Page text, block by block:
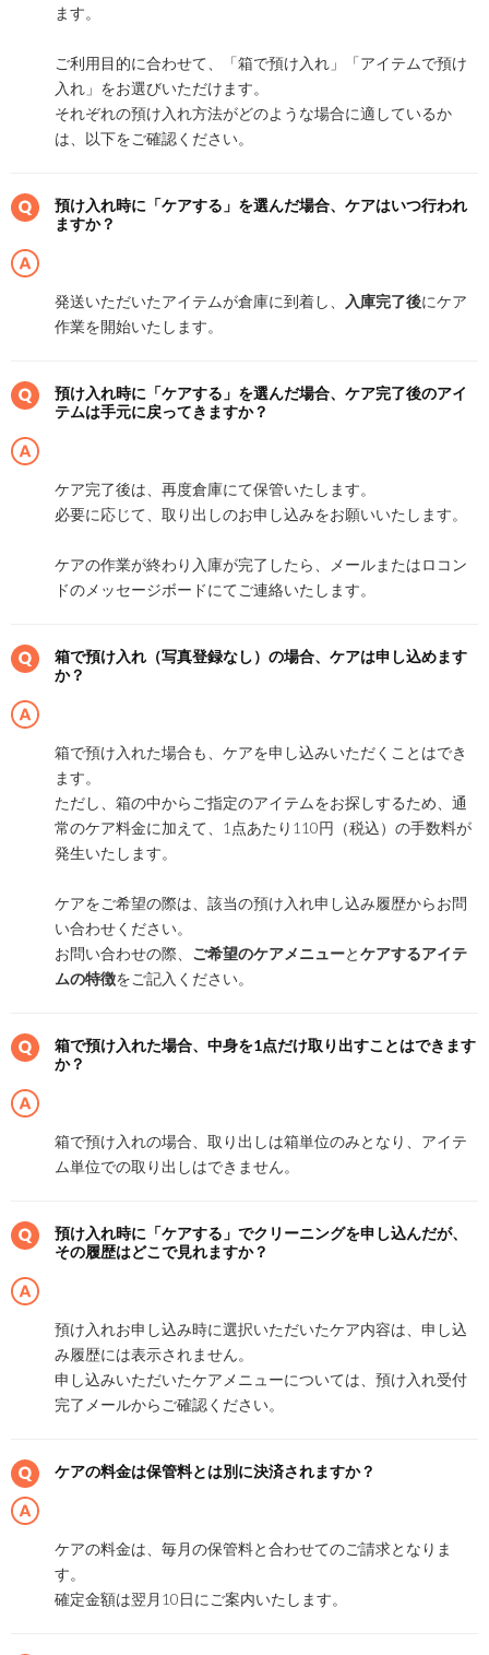
ます。
ご利用目的に合わせて、「箱で預け入れ」「アイテムで預け
入れ」をお選びいただけます。
それぞれの預け入れ方法がどのような場合に適しているか
は、以下をご確認ください。
預け入れ時に「ケアする」を選んだ場合、ケアはいつ行われ
ますか？
発送いただいたアイテムが倉庫に到着し、 入庫完了後にケア
作業を開始いたします。
預け入れ時に「ケアする」を選んだ場合、ケア完了後のアイ
テムは手元に戻ってきますか？
ケア完了後は、再度倉庫にて保管いたします。
必要に応じて、取り出しのお申し込みをお願いいたします。
ケアの作業が終わり入庫が完了したら、メールまたはロコン
ドのメッセージボードにてご連絡いたします。
箱で預け入れ（写真登録なし）の場合、ケアは申し込めます
か？
箱で預け入れた場合も、ケアを申し込みいただくことはでき
ます。
ただし、箱の中からご指定のアイテムをお探しするため、通
常のケア料金に加えて、1点あたり110円（税込）の手数料が
発生いたします。
ケアをご希望の際は、該当の預け入れ申し込み履歴からお問
い合わせください。
お問い合わせの際、 ご希望のケアメニューとケアするアイテ
ムの特徴をご記入ください。
箱で預け入れた場合、中身を1点だけ取り出すことはできます
か？
箱で預け入れの場合、取り出しは箱単位のみとなり、アイテ
ム単位での取り出しはできません。
預け入れ時に「ケアする」でクリーニングを申し込んだが、
その履歴はどこで見れますか？
預け入れお申し込み時に選択いただいたケア内容は、申し込
み履歴には表示されません。
申し込みいただいたケアメニューについては、預け入れ受付
完了メールからご確認ください。
ケアの料金は保管料とは別に決済されますか？
ケアの料金は、毎月の保管料と合わせてのご請求となりま
す。
確定金額は翌月10日にご案内いたします。